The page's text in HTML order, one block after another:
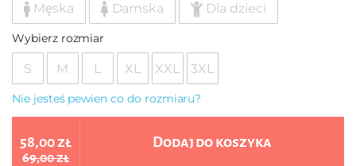
Męska Damska Dla dzieci
Wybierz rozmiar
S M L XL XXL 3XL
Nie jesteś pewien co do rozmiaru?
58,00 zł
69,00 zł
Dodaj do koszyka